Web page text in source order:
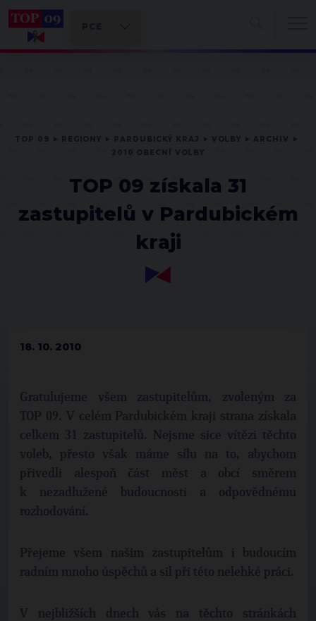
TOP 09 získala 31
zastupitelů v Pardubickém
kraji
18. 10. 2010
Gratulujeme všem zastupitelům, zvoleným za
TOP 09. V celém Pardubickém kraji strana získala
celkem 31 zastupitelů. Nejsme sice vítězi těchto
voleb, přesto však máme sílu na to, abychom
přivedli alespoň část měst a obcí směrem
k nezadlužené budoucnosti a odpovědnému
rozhodování.
Přejeme všem našim zastupitelům i budoucím
radním mnoho úspěchů a sil při této nelehké práci.
V nejbližších dnech vás na těchto stránkách